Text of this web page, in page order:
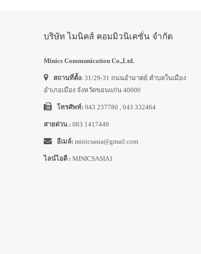
บริษัท ไมนิคส์ คอมมิวนิเคชั่น จำกัด
Minics Communication Co.,Ltd.
สถานที่ตั้ง: 31/29-31 ถนนอำมาตย์ ตำบลในเมือง
อำเภอเมือง จังหวัดขอนแก่น 40000
โทรศัพท์: 043 237780 , 043 332464
สายด่วน : 083 1417449
อีเมล์: minicsasia@gmail.com
ไลน์ไอดี : MINICSASIA1